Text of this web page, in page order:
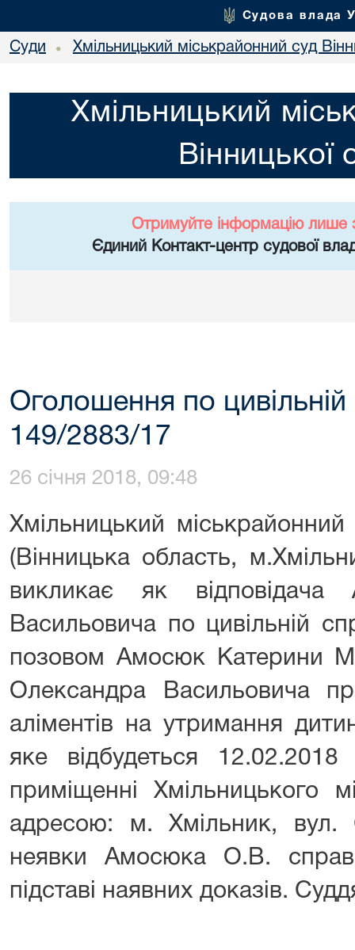
Судова влада
Суди • Хмільницький міськрайонний суд
Хмільницький
Вінницької
Отримуйте інформацію лише
Єдиний Контакт-центр судової
Оголошення по
149/2883/17
26 січня 2018, 09:48
Хмільницький міськрайонний
(Вінницька область,
викликає як відповідача
Васильовича по цивільній
позовом Амосюк Катерини
Олександра Васильовича
аліментів на утримання
яке відбудеться
приміщенні Хмільницького
адресою: м. Хмільник, вул.
неявки Амосюка О.В.
підставі наявних доказів.